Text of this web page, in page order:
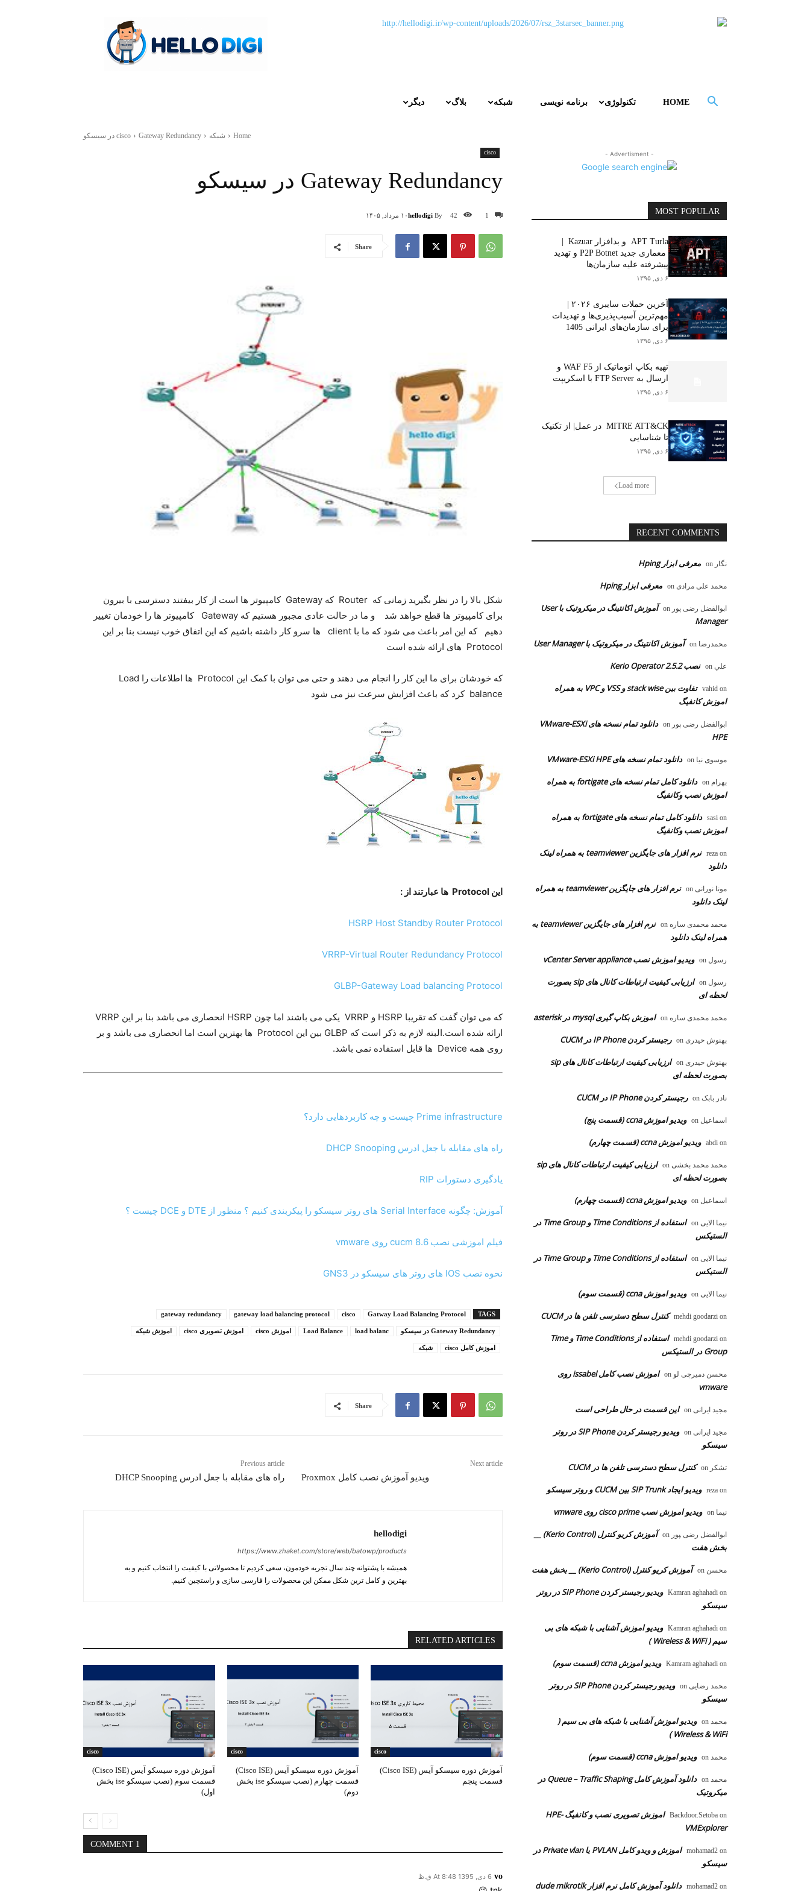
دیگر بلاگ شبکه برنامه نویسی تکنولوژی HOME
Home شبکه cisco Gateway Redundancy در سیسکو
cisco
Gateway Redundancy در سیسکو
By
hellodigi۱۰ مرداد, ۱۴۰۵ 1
42
Share
شکل بالا را در نظر بگیرید زمانی که Router که Gateway کامپیوتر ها است از کار بیفتند دسترسی با بیرون
برای کامپیوتر ها قطع خواهد شد و ما در حالت عادی مجبور هستیم که Gateway کامپیوتر ها را خودمان تغییر
دهیم که این امر باعث می شود که ما با client ها سرو کار داشته باشیم که این اتفاق خوب نیست بنا بر این
Protocol های ارائه شده است
که خودشان برای ما این کار را انجام می دهند و حتی می توان با کمک این Protocol ها اطلاعات را Load
balance کرد که باعث افزایش سرعت نیز می شود
این Protocol ها عبارتند از :
HSRP Host Standby Router Protocol
VRRP-Virtual Router Redundancy Protocol
GLBP-Gateway Load balancing Protocol
ارائه شده است.البته لازم به ذکر است که GLBP بین این Protocol ها بهترین است اما انحصاری می باشد و بر
روی همه Device ها قابل استفاده نمی باشد.
Prime infrastructure چیست و چه کاربردهایی دارد؟
راه های مقابله با جعل ادرس DHCP Snooping
یادگیری دستورات RIP
آموزش: چگونه Serial Interface های روتر سیسکو را پیکربندی کنیم ؟ منظور از DTE و DCE چیست ؟
فیلم اموزشی نصب 8.6 cucm روی vmware
نحوه نصب IOS های روتر های سیسکو در GNS3
TAGS
Gatway Load Balancing Protocol
cisco
gateway load balancing protocol
gateway redundancy
Gateway Redundancy در سیسکو load balanc
Load Balance اموزش cisco اموزش تصویری cisco اموزش شبکه
اموزش کامل cisco شبکه
Share
Previous article
راه های مقابله با جعل ادرس DHCP Snooping
Next article
ویدیو آموزش نصب کامل Proxmox
hellodigi
https://www.zhaket.com/store/web/batowp/products
همیشه با پشتوانه چند سال تجربه خودمون، سعی کردیم تا محصولاتی با کیفیت را انتخاب کنیم و به
بهترین و کامل ترین شکل ممکن این محصولات را فارسی سازی و راستچین کنیم.
RELATED ARTICLES
cisco
آموزش دوره سیسکو آیس (Cisco ISE)
قسمت پنجم
cisco
آموزش دوره سیسکو آیس (Cisco ISE)
قسمت چهارم (نصب سیسکو ise بخش
دوم)
cisco
آموزش دوره سیسکو آیس (Cisco ISE)
قسمت سوم (نصب سیسکو ise بخش
اول)
1 COMMENT
vo 6 دی, 1395 At 8:48 ق.ظ
- Advertisment -
MOST POPULAR
معماری جدید P2P Botnet و تهدید
پیشرفته علیه سازمان‌ها
۶ دی, ۱۳۹۵
مهم‌ترین آسیب‌پذیری‌ها و تهدیدات
برای سازمان‌های ایرانی 1405
۶ دی, ۱۳۹۵
تهیه بکاپ اتوماتیک از WAF F5 و
ارسال به FTP Server با اسکریپت
۶ دی, ۱۳۹۵
MITRE ATT&CK در عمل| از تکنیک
تا شناسایی
۶ دی, ۱۳۹۵
Load more
RECENT COMMENTS
نگار معرفی ابزار Hping
محمد علی مرادی معرفی ابزار Hping
ابوالفضل رضی پور
آموزش اکانتینگ در میکروتیک با User
Manager
محمدرضا آموزش اکانتینگ در میکروتیک با User Manager
علي نصب Kerio Operator 2.5.2
vahid on
تفاوت بین stack wise و VSS و VPC به همراه
اموزش کانفیگ
ابوالفضل رضی پور
دانلود تمام نسخه های VMware-ESXi
HPE
موسوی نیا دانلود تمام نسخه های VMware-ESXi HPE
بهرام
دانلود کامل تمام نسخه های fortigate به همراه
اموزش نصب وکانفیگ
sasi on
دانلود کامل تمام نسخه های fortigate به همراه
اموزش نصب وکانفیگ
reza on
نرم افزار های جایگزین teamviewer به همراه لینک
دانلود
مونا نورانی
نرم افزار های جایگزین teamviewer به همراه
لینک دانلود
محمد محمدی ساره
نرم افزار های جایگزین teamviewer به
همراه لینک دانلود
رسول ویدیو اموزش نصب vCenter Server appliance
رسول
ارزیابی کیفیت ارتباطات کانال های sip بصورت
لحظه ای
محمد محمدی ساره اموزش بکاپ گیری mysql در asterisk
بهنوش حیدری رجیستر کردن IP Phone در CUCM
بهنوش حیدری
ارزیابی کیفیت ارتباطات کانال های sip
بصورت لحظه ای
نادر بابک رجیستر کردن IP Phone در CUCM
اسماعیل ویدیو اموزش ccna (قسمت پنج)
abdi on ویدیو اموزش ccna (قسمت چهارم)
محمد محمد بخشی
ارزیابی کیفیت ارتباطات کانال های sip
بصورت لحظه ای
اسماعیل ویدیو اموزش ccna (قسمت چهارم)
نیما الایی
استفاده از Time Conditions و Time Group در
الستیکس
نیما الایی
استفاده از Time Conditions و Time Group در
الستیکس
نیما الایی ویدیو اموزش ccna (قسمت سوم)
mehdi goodarzi on کنترل سطح دسترسی تلفن ها در CUCM
mehdi goodarzi on
استفاده از Time Conditions و Time
Group در الستیکس
محسن دمیرچی لو
اموزش نصب کامل issabel روی
vmware
مجید ایرانی این قسمت در حال طراحی است
مجید ایرانی
ویدیو رجیستر کردن SIP Phone در روتر
سیسکو
تشکر کنترل سطح دسترسی تلفن ها در CUCM
reza on ویدیو ایجاد SIP Trunk بین CUCM و روتر سیسکو
نیما ویدیو اموزش نصب cisco prime روی vmware
ابوالفضل رضی ‍‍پور
آموزش کریو کنترل (Kerio Control) __
بخش هفت
محسن آموزش کریو کنترل (Kerio Control) __ بخش هفت
Kamran aghahadi on
ویدیو رجیستر کردن SIP Phone در روتر
سیسکو
Kamran aghahadi on
ویدیو اموزش آشنایی با شبکه های بی
سیم ( Wireless & WiFi )
Kamram aghahadi on ویدیو اموزش ccna (قسمت سوم)
محمد رضایی
ویدیو رجیستر کردن SIP Phone در روتر
سیسکو
محمد
ویدیو اموزش آشنایی با شبکه های بی سیم (
Wireless & WiFi )
محمد ویدیو اموزش ccna (قسمت سوم)
محمد
دانلود آموزش کامل Queue – Traffic Shaping در
میکروتیک
Backdoor.Setoba on
اموزش تصویری نصب و کانفیگ HPE-
VMExplorer
mohamad2 on
اموزش و ویدو کامل PVLAN یا Private vlan در
سیسکو
mohamad2 on دانلود آموزش کامل نرم افزار dude mikrotik